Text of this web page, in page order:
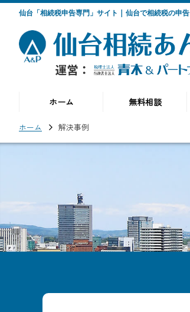
仙台「相続税申告専門」サイト | 仙台で相続税の申
ホーム 無料相談
ホーム 解決事例